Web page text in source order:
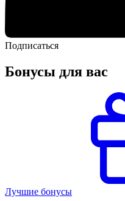
Подписаться
Бонусы для вас
Лучшие бонусы